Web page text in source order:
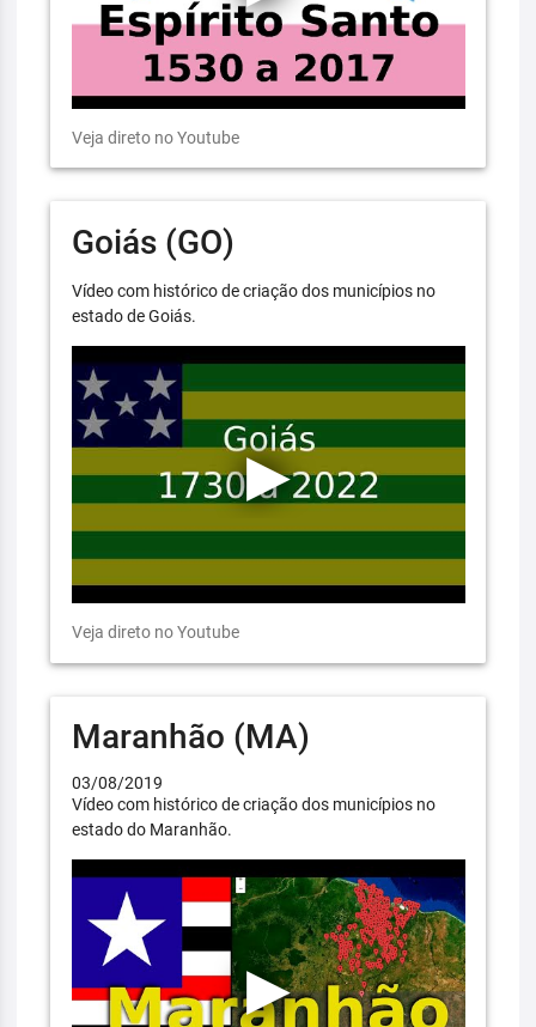
Veja direto no Youtube
Goiás (GO)
Vídeo com histórico de criação dos municípios no
estado de Goiás.
Veja direto no Youtube
Maranhão (MA)
03/08/2019
Vídeo com histórico de criação dos municípios no
estado do Maranhão.